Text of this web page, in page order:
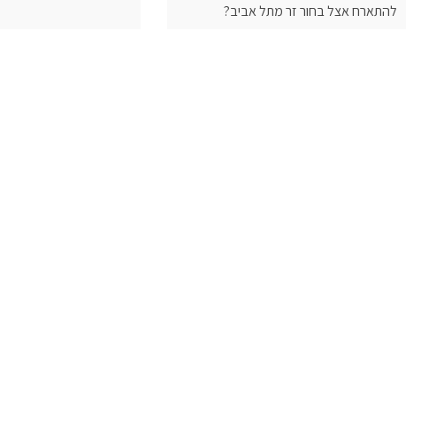
להתארח אצל בחור זר מתל אביב?